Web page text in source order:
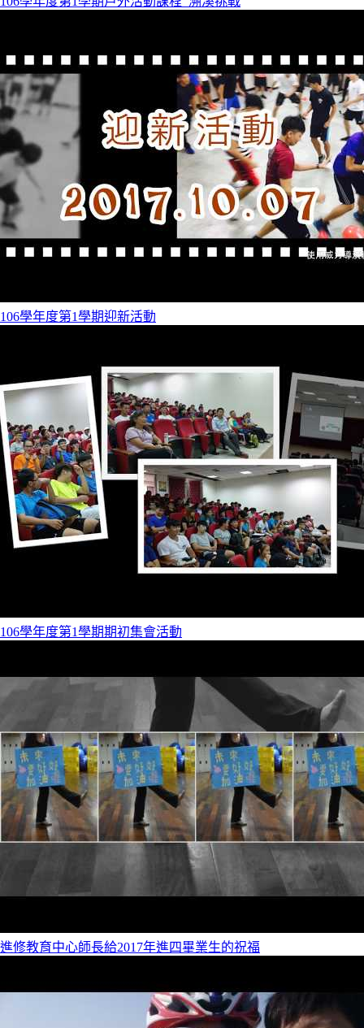
106學年度第1學期迎新活動
106學年度第1學期期初集會活動
進修教育中心師長給2017年進四畢業生的祝福